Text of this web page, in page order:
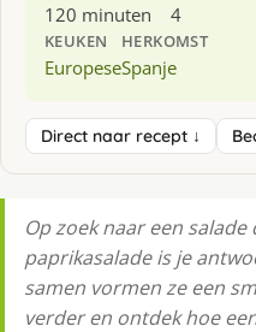
120 minuten 4
KEUKEN
Europese
HERKOMST
Spanje
Direct naar recept ↓
Op zoek naar een
paprikasalade is je
samen vormen ze een
verder en ontdek hoe